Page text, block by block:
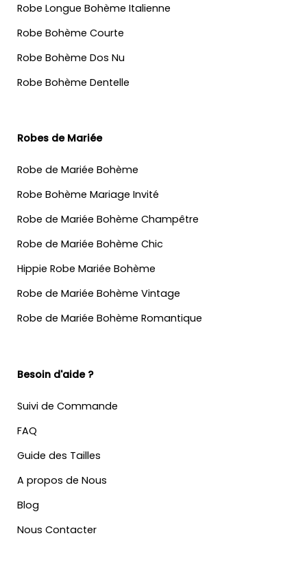
Robe Longue Bohème Italienne
Robe Bohème Courte
Robe Bohème Dos Nu
Robe Bohème Dentelle
Robes de Mariée
Robe de Mariée Bohème
Robe Bohème Mariage Invité
Robe de Mariée Bohème Champêtre
Robe de Mariée Bohème Chic
Hippie Robe Mariée Bohème
Robe de Mariée Bohème Vintage
Robe de Mariée Bohème Romantique
Besoin d'aide ?
Suivi de Commande
FAQ
Guide des Tailles
A propos de Nous
Blog
Nous Contacter